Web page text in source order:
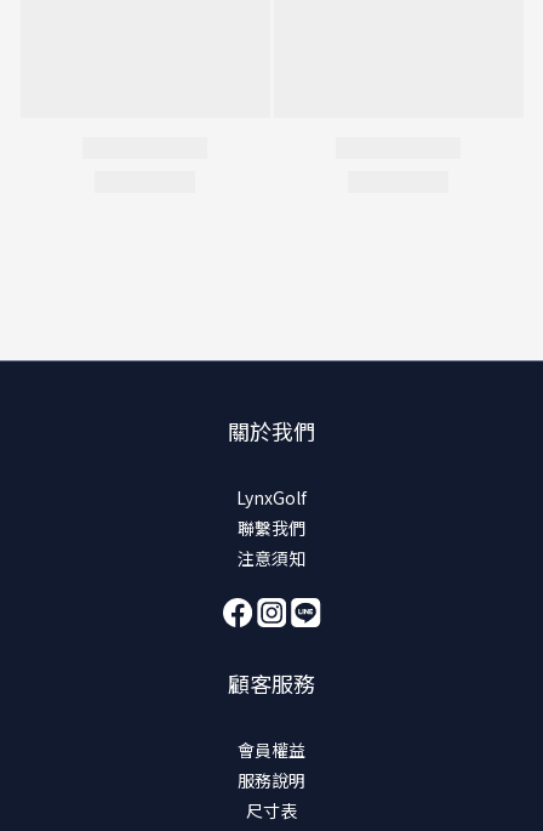
關於我們
LynxGolf
聯繫我們
注意須知
顧客服務
會員權益
服務說明
尺寸表